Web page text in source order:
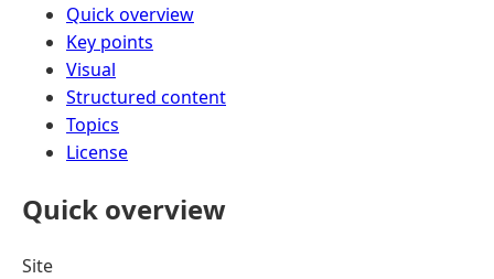
Quick overview
Key points
Visual
Structured content
Topics
License
Quick overview
Site